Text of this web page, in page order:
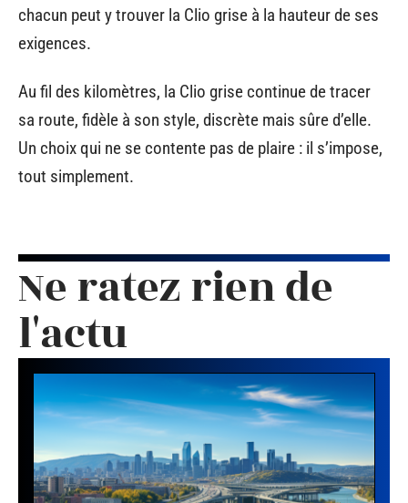
chacun peut y trouver la Clio grise à la hauteur de ses
exigences.
Au fil des kilomètres, la Clio grise continue de tracer
sa route, fidèle à son style, discrète mais sûre d’elle.
Un choix qui ne se contente pas de plaire : il s’impose,
tout simplement.
Ne ratez rien de
l'actu